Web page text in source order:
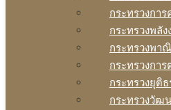
กระทรวงการ
กระทรวงพลัง
กระทรวงพา
กระทรวงการ
กระทรวงยุติ
กระทรวงวัฒ